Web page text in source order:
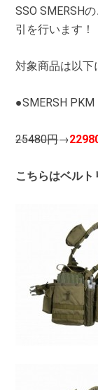
SSO SMERSH
引を行います！
対象商品は以下
●SMERSH PKM
25480円→
こちらはベルト